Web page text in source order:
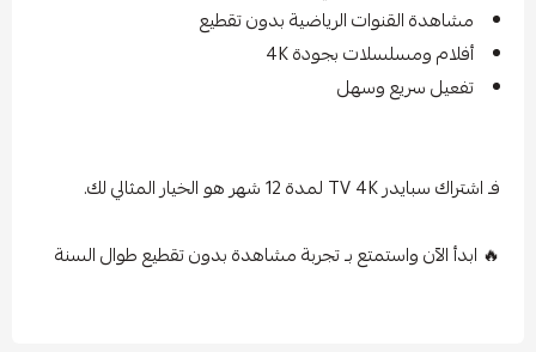
مشاهدة القنوات الرياضية بدون تقطيع
أفلام ومسلسلات بجودة 4K
تفعيل سريع وسهل
فـ اشتراك سبايدر TV 4K لمدة 12 شهر هو الخيار المثالي لك.
🔥 ابدأ الآن واستمتع بـ تجربة مشاهدة بدون تقطيع طوال السنة